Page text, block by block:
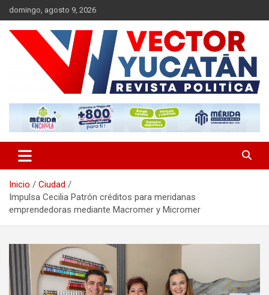
Saltar
al
contenido
domingo, agosto 9, 2026
Vector Yucatán
Inicio
Ciudad
Impulsa Cecilia Patrón créditos para meridanas
emprendedoras mediante Macromer y Micromer